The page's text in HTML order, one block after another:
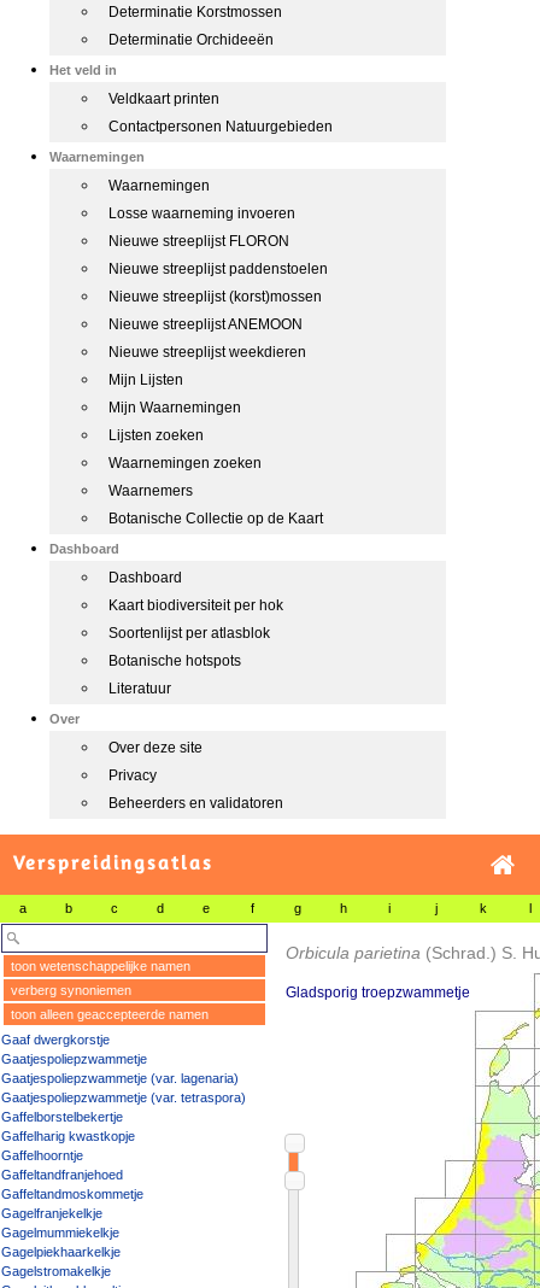
Determinatie Korstmossen
Determinatie Orchideeën
Het veld in
Veldkaart printen
Contactpersonen Natuurgebieden
Waarnemingen
Waarnemingen
Losse waarneming invoeren
Nieuwe streeplijst FLORON
Nieuwe streeplijst paddenstoelen
Nieuwe streeplijst (korst)mossen
Nieuwe streeplijst ANEMOON
Nieuwe streeplijst weekdieren
Mijn Lijsten
Mijn Waarnemingen
Lijsten zoeken
Waarnemingen zoeken
Waarnemers
Botanische Collectie op de Kaart
Dashboard
Dashboard
Kaart biodiversiteit per hok
Soortenlijst per atlasblok
Botanische hotspots
Literatuur
Over
Over deze site
Privacy
Beheerders en validatoren
Verspreidingsatlas
a b c d e f g h i j k l
toon wetenschappelijke namen
verberg synoniemen
toon alleen geaccepteerde namen
Gaaf dwergkorstje
Gaatjespoliepzwammetje
Gaatjespoliepzwammetje (var. lagenaria)
Gaatjespoliepzwammetje (var. tetraspora)
Gaffelborstelbekertje
Gaffelharig kwastkopje
Gaffelhoorntje
Gaffeltandfranjehoed
Gaffeltandmoskommetje
Gagelfranjekelkje
Gagelmummiekelkje
Gagelpiekhaarkelkje
Gagelstromakelkje
Orbicula parietina (Schrad.) S.
Gladsporig troepzwammetje